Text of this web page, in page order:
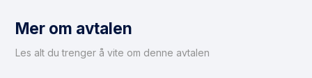
Mer om avtalen
Les alt du trenger å vite om denne avtalen